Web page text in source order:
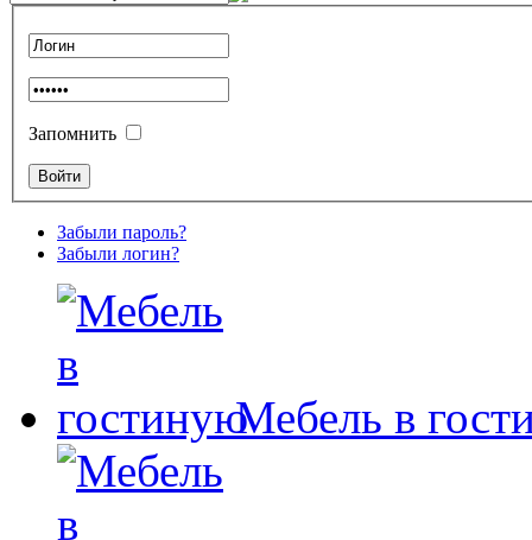
Запомнить
Забыли пароль?
Забыли логин?
Мебель в